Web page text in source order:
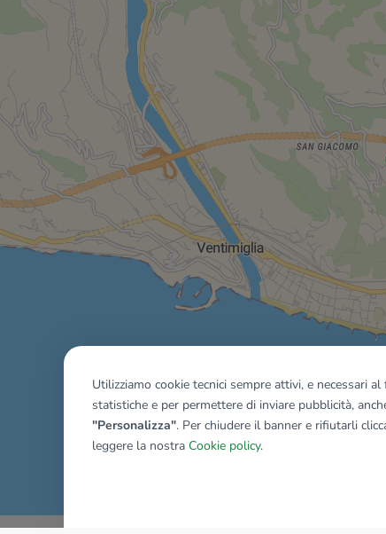
Mostra tutti gli immobili del
Utilizziamo cookie tecnici sempre attivi, e necessari
statistiche e per permettere di inviare pubblicità,
"Personalizza". Per chiudere il banner e rifiutarli
leggere la nostra Cookie policy.